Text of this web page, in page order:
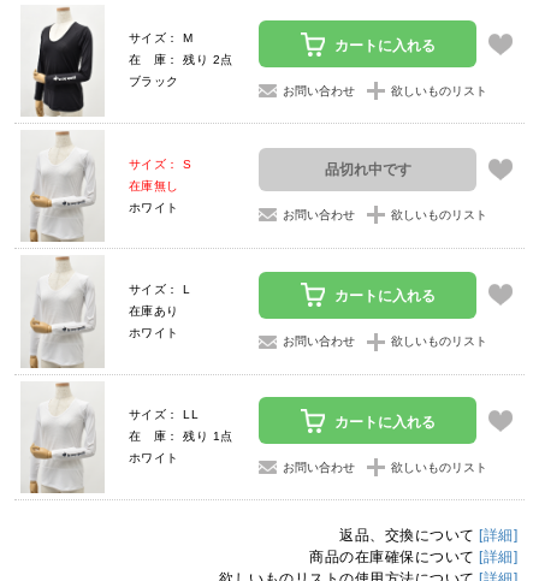
サイズ： M
在 庫： 残り 2点
ブラック
カートに入れる
お問い合わせ 欲しいものリスト
サイズ： S
在庫無し
ホワイト
品切れ中です
お問い合わせ 欲しいものリスト
サイズ： L
在庫あり
ホワイト
カートに入れる
お問い合わせ 欲しいものリスト
サイズ： LL
在 庫： 残り 1点
ホワイト
カートに入れる
お問い合わせ 欲しいものリスト
返品、交換について [詳細]
商品の在庫確保について [詳細]